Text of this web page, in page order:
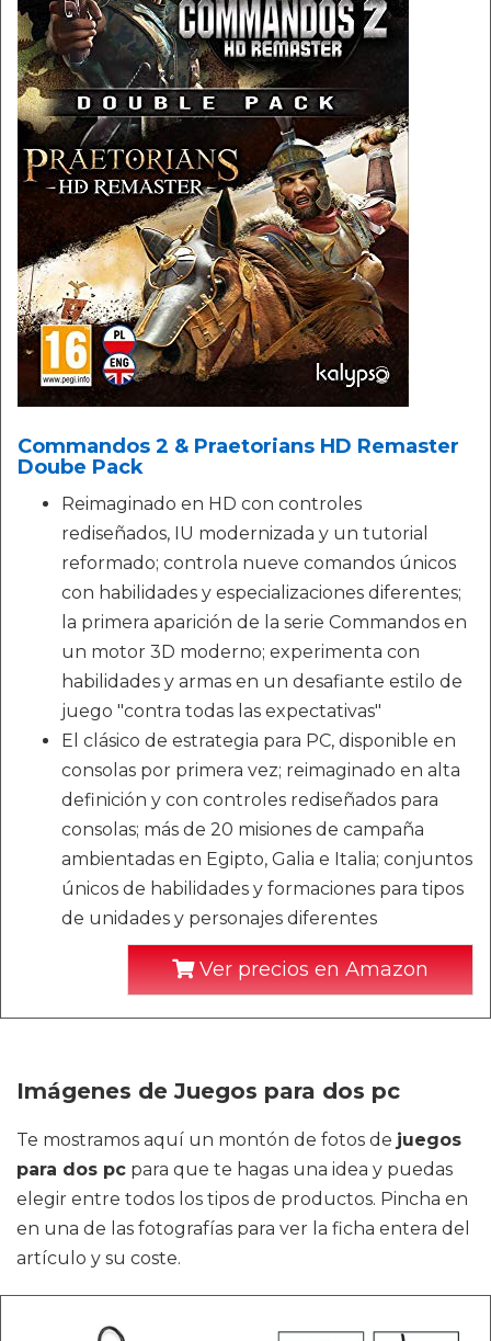
Commandos 2 & Praetorians HD Remaster
Doube Pack
Reimaginado en HD con controles
rediseñados, IU modernizada y un tutorial
reformado; controla nueve comandos únicos
con habilidades y especializaciones diferentes;
la primera aparición de la serie Commandos en
un motor 3D moderno; experimenta con
habilidades y armas en un desafiante estilo de
juego "contra todas las expectativas"
El clásico de estrategia para PC, disponible en
consolas por primera vez; reimaginado en alta
definición y con controles rediseñados para
consolas; más de 20 misiones de campaña
ambientadas en Egipto, Galia e Italia; conjuntos
únicos de habilidades y formaciones para tipos
de unidades y personajes diferentes
Ver precios en Amazon
Imágenes de Juegos para dos pc
Te mostramos aquí un montón de fotos de juegos
para dos pc para que te hagas una idea y puedas
elegir entre todos los tipos de productos. Pincha en
en una de las fotografías para ver la ficha entera del
artículo y su coste.